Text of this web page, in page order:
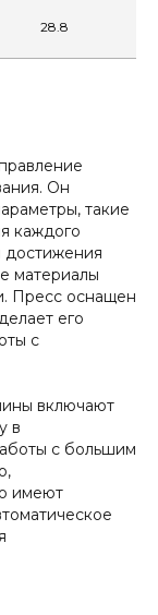
28.8
Он
такие
каждого
достижения
материалы
Пресс оснащен
его
с
включают
в
с большим
имеют